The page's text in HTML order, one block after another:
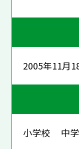
2005年11月
小学校 中